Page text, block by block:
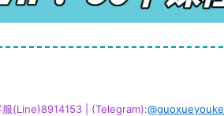
服(Line)8914153 | (Telegram):@guoxueyouke